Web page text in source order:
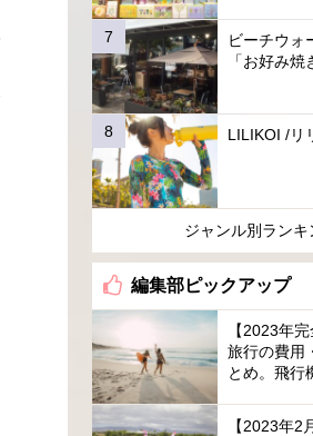
ビーチウォ
「お好み
LILIKOI /リ
ジャンル別ランキ
編集部ピックアップ
【2023年
旅行の費用
とめ。飛行
【2023年2